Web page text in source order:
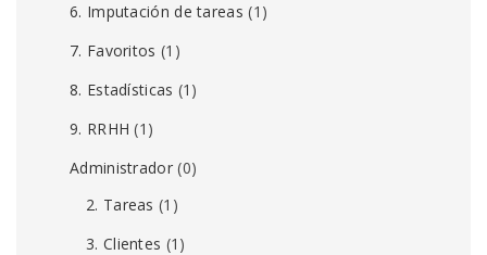
6. Imputación de tareas (1)
7. Favoritos (1)
8. Estadísticas (1)
9. RRHH (1)
Administrador(0)
2. Tareas (1)
3. Clientes (1)